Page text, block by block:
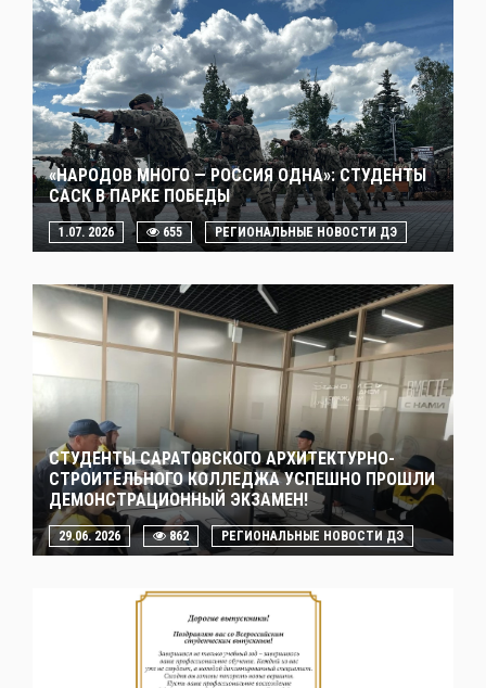
«НАРОДОВ МНОГО — РОССИЯ ОДНА»: СТУДЕНТЫ
САСК В ПАРКЕ ПОБЕДЫ
1.07. 2026 655 РЕГИОНАЛЬНЫЕ НОВОСТИ ДЭ
СТУДЕНТЫ САРАТОВСКОГО АРХИТЕКТУРНО-
СТРОИТЕЛЬНОГО КОЛЛЕДЖА УСПЕШНО ПРОШЛИ
ДЕМОНСТРАЦИОННЫЙ ЭКЗАМЕН!
29.06. 2026 862 РЕГИОНАЛЬНЫЕ НОВОСТИ ДЭ